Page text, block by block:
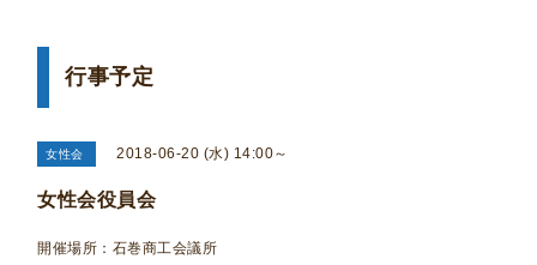
行事予定
女性会 2018-06-20 (水) 14:00～
女性会役員会
開催場所：石巻商工会議所